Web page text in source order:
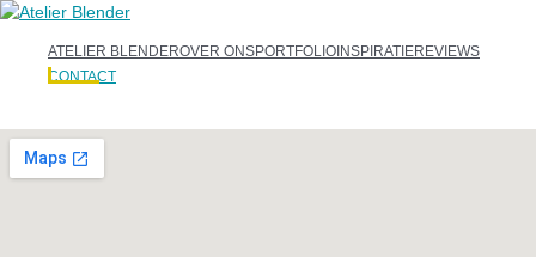
ATELIER BLENDEROVER ONSPORTFOLIOINSPIRATIEREVIEWS
CONTACT